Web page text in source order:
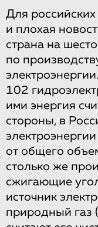
Для
и плохая
страна на
по
102
ими энергия
стороны, в
от общего
столько же
сжигающие
источник
природный газ